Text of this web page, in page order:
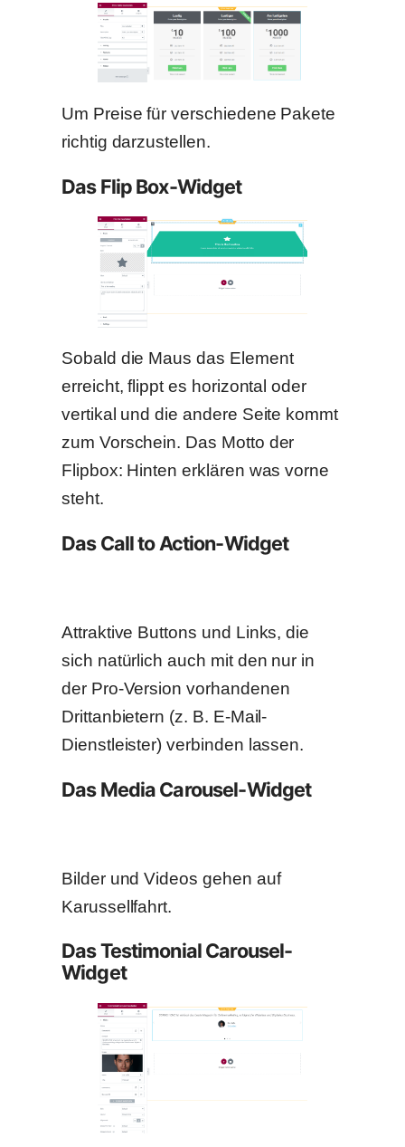
Um Preise für verschiedene Pakete
richtig darzustellen.
Das Flip Box-Widget
Sobald die Maus das Element
erreicht, flippt es horizontal oder
vertikal und die andere Seite kommt
zum Vorschein. Das Motto der
Flipbox: Hinten erklären was vorne
steht.
Das Call to Action-Widget
Attraktive Buttons und Links, die
sich natürlich auch mit den nur in
der Pro-Version vorhandenen
Drittanbietern (z. B. E-Mail-
Dienstleister) verbinden lassen.
Das Media Carousel-Widget
Bilder und Videos gehen auf
Karussellfahrt.
Das Testimonial Carousel-
Widget